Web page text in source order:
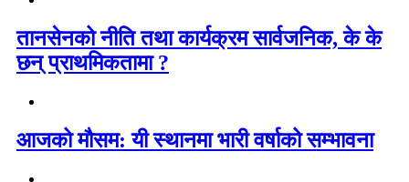
तानसेनको नीति तथा कार्यक्रम सार्वजनिक, के के
छन् प्राथमिकतामा ?
आजको मौसम: यी स्थानमा भारी वर्षाको सम्भावना